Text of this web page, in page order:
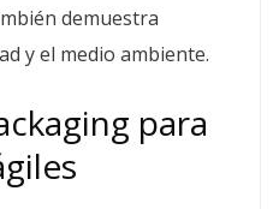
demuestra
y el medio ambiente.
para